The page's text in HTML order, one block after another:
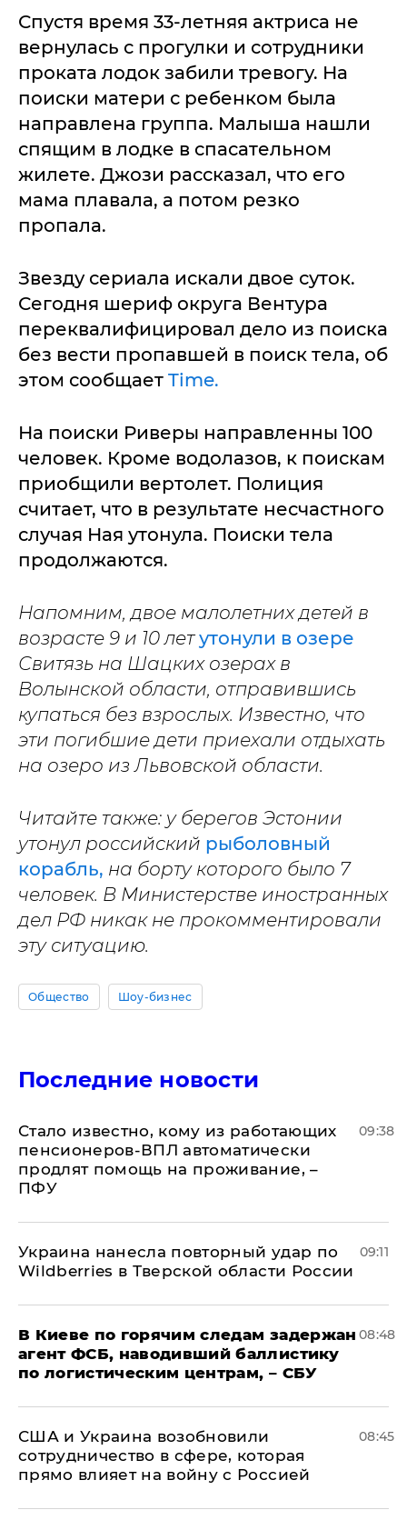
Спустя время 33-летняя актриса не
вернулась с прогулки и сотрудники
проката лодок забили тревогу. На
поиски матери с ребенком была
направлена группа. Малыша нашли
спящим в лодке в спасательном
жилете. Джози рассказал, что его
мама плавала, а потом резко
пропала.
Звезду сериала искали двое суток.
Сегодня шериф округа Вентура
переквалифицировал дело из поиска
без вести пропавшей в поиск тела, об
этом сообщает Time.
На поиски Риверы направленны 100
человек. Кроме водолазов, к поискам
приобщили вертолет. Полиция
считает, что в результате несчастного
случая Ная утонула. Поиски тела
продолжаются.
Напомним, двое малолетних детей в
возрасте 9 и 10 летутонули в озере
Свитязь на Шацких озерах в
Волынской области, отправившись
купаться без взрослых. Известно, что
эти погибшие дети приехали отдыхать
на озеро из Львовской области.
Читайте также: у берегов Эстонии
утонул российский рыболовный
корабль, на борту которого было 7
человек. В Министерстве иностранных
дел РФ никак не прокомментировали
эту ситуацию.
Общество Шоу-бизнес
Последние новости
Стало известно, кому из работающих
пенсионеров-ВПЛ автоматически
продлят помощь на проживание, –
ПФУ
09:38
Украина нанесла повторный удар по
Wildberries в Тверской области России
09:11
В Киеве по горячим следам задержан
агент ФСБ, наводивший баллистику
по логистическим центрам, – СБУ
08:48
США и Украина возобновили
сотрудничество в сфере, которая
прямо влияет на войну с Россией
08:45